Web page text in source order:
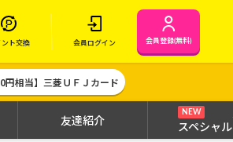
ント交換 会員ログイン 会員登録(無料)
円相当】三菱ＵＦＪカード
友達紹介
NEW
スペシャル